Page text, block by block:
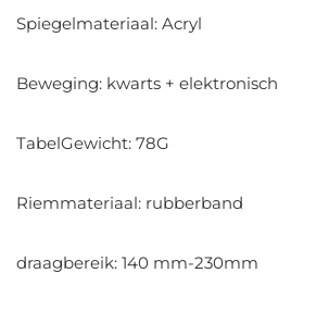
Spiegelmateriaal: Acryl
Beweging: kwarts + elektronisch
TabelGewicht: 78G
Riemmateriaal: rubberband
draagbereik: 140 mm-230mm